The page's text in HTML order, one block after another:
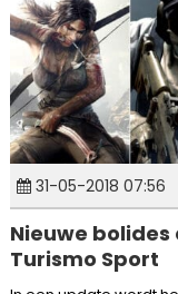
31-05-2018 07:56
Nieuwe bolides
Turismo Sport